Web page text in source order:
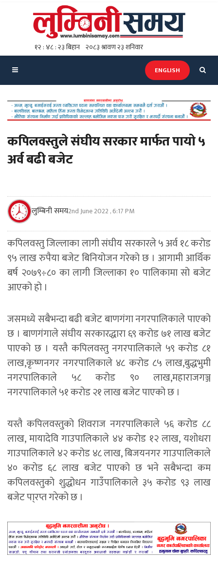
ENGLISH
कपिलवस्तुले संघीय सरकार मार्फत पायो ५
अर्व बढी बजेट
लुम्बिनी समय2nd June 2022 , 6:17 PM
कपिलवस्तु जिल्लाका लागी संघीय सरकारले ५ अर्व १८ करोड
९५ लाख रुपैया बजेट बिनियोजन गरेको छ । आगामी आर्थिक
बर्ष २०७९÷८० का लागी जिल्लाका १० पालिकामा सो बजेट
आएको हो ।
जसमध्ये सबैभन्दा बढी बजेट बाणगंगा नगरपालिकाले पाएको
छ । बाणगंगाले संघीय सरकारद्धारा ६९ करोड ७१ लाख बजेट
पाएको छ । यस्तै कपिलवस्तु नगरपालिकाले ५९ करोड ८१
लाख,कृष्णनगर नगरपालिकाले ४८ करोड ८५ लाख,बुद्धभुमी
नगरपालिकाले ५८ करोड ९० लाख,महाराजगञ्ज
नगरपालिकाले ५१ करोड २१ लाख बजेट पाएको छ ।
यस्तै कपिलवस्तुको शिवराज नगरपालिकाले ५६ करोड ८८
लाख, मायादेवि गाउपालिकाले ४४ करोड १२ लाख, यशोधरा
गाउपालिकाले ४२ करोड ४८ लाख, बिजयनगर गाउपालिकाले
४० करोड ६८ लाख बजेट पाएको छ भने सबैभन्दा कम
कपिलवस्तुको शुद्धोधन गाउँपालिकाले ३५ करोड ९३ लाख
बजेट पा्रप्त गरेको छ ।